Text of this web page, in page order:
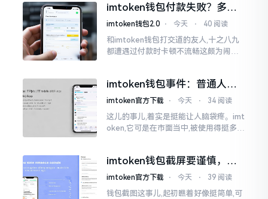
判断。
imtoken钱包付款失败？多半
是这几个原因闹的
imtoken钱包2.0 ⋅ 今天 ⋅ 40 阅读
和imtoken钱包打交道的友人,十之八九
都遭遇过付款时卡顿不流畅这颇为闹心
急得连连跺脚。实际上讲
imtoken钱包事件：普通人该
咋办？
imtoken官方下载 ⋅ 今天 ⋅ 34 阅读
这儿的事儿,着实是挺能让人脑袋疼。imt
oken,它可是在市面当中,被使用得挺多的
imtoken钱包截屏要谨慎，别
把隐私当儿戏
imtoken官方下载 ⋅ 今天 ⋅ 39 阅读
钱包截图这事儿,起初瞧着好像挺简单,可